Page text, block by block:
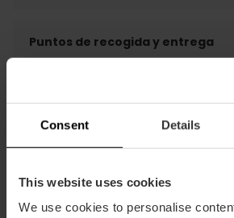
Consent Details
This website uses cookies
We use cookies to personalise
Puntos de recogida y entrega